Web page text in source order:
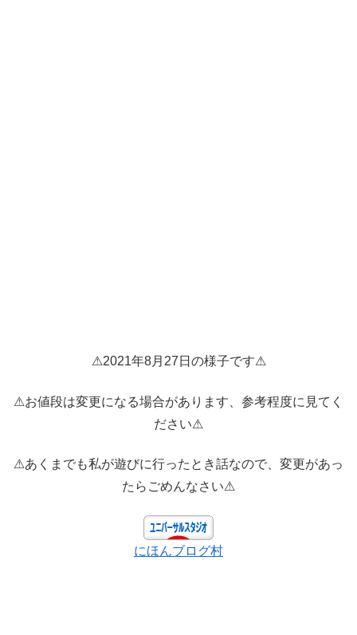
⚠2021年8月27日の様子です⚠
⚠お値段は変更になる場合があります、参考程度に見てく
ださい⚠
⚠あくまでも私が遊びに行ったとき話なので、変更があっ
たらごめんなさい⚠
にほんブログ村